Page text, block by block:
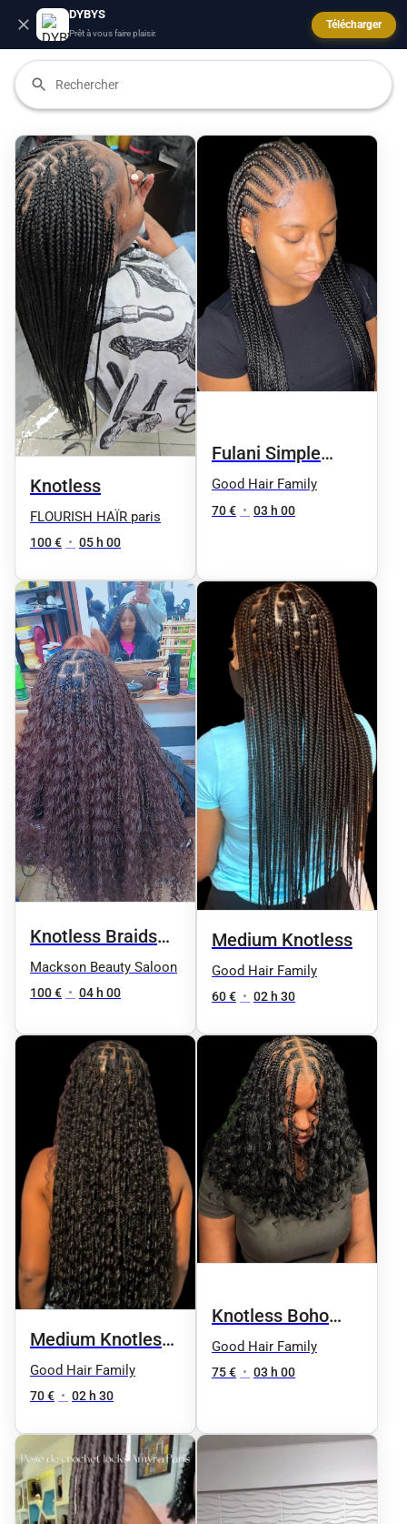
DYBYS
Prêt à vous faire plaisir.
Télécharger
Knotless
FLOURISH HAÏR paris
100 € • 05 h 00
Fulani Simple
Knotless
Good Hair Family
70 € • 03 h 00
Knotless Braids
(tresses sans
nœuds)
Mackson Beauty Saloon
100 € • 04 h 00
Medium Knotless
Good Hair Family
60 € • 02 h 30
Medium Knotless
Boho
Good Hair Family
70 € • 02 h 30
Knotless Boho
Bob
Good Hair Family
75 € • 03 h 00